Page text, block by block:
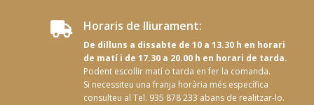
 Horaris de lliurament:
De dilluns a dissabte de 10 a 13.30 h en horari
de matí i de 17.30 a 20.00 h en horari de tarda.
Podent escollir matí o tarda en fer la comanda.
Si necessiteu una franja horària més específica
consulteu al Tel. 935 878 233 abans de realitzar-lo.